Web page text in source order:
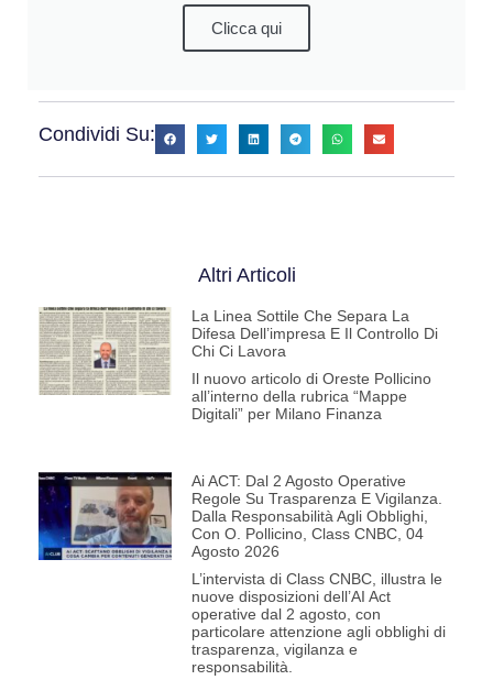
Clicca qui
Condividi Su:
Altri Articoli
La Linea Sottile Che Separa La
Difesa Dell’impresa E Il Controllo Di
Chi Ci Lavora
Il nuovo articolo di Oreste Pollicino
all’interno della rubrica “Mappe
Digitali” per Milano Finanza
Ai ACT: Dal 2 Agosto Operative
Regole Su Trasparenza E Vigilanza.
Dalla Responsabilità Agli Obblighi,
Con O. Pollicino, Class CNBC, 04
Agosto 2026
L’intervista di Class CNBC, illustra le
nuove disposizioni dell’AI Act
operative dal 2 agosto, con
particolare attenzione agli obblighi di
trasparenza, vigilanza e
responsabilità.